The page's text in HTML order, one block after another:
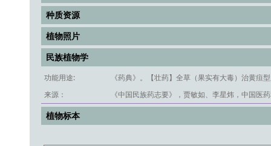
种质资源
植物照片
民族植物学
功能用途:
《药典》。【壮药】全草（果实有大毒）治黄疸
来源：
《中国民族药志要》，贾敏如、李星炜，中国医
植物标本